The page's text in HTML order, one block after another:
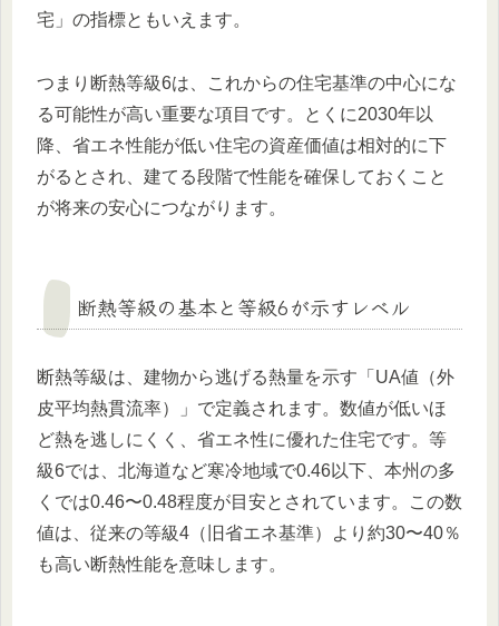
宅」の指標ともいえます。
つまり断熱等級6は、これからの住宅基準の中心にな
る可能性が高い重要な項目です。とくに2030年以
降、省エネ性能が低い住宅の資産価値は相対的に下
がるとされ、建てる段階で性能を確保しておくこと
が将来の安心につながります。
断熱等級の基本と等級6が示すレベル
断熱等級は、建物から逃げる熱量を示す「UA値（外
皮平均熱貫流率）」で定義されます。数値が低いほ
ど熱を逃しにくく、省エネ性に優れた住宅です。等
級6では、北海道など寒冷地域で0.46以下、本州の多
くでは0.46〜0.48程度が目安とされています。この数
値は、従来の等級4（旧省エネ基準）より約30〜40％
も高い断熱性能を意味します。